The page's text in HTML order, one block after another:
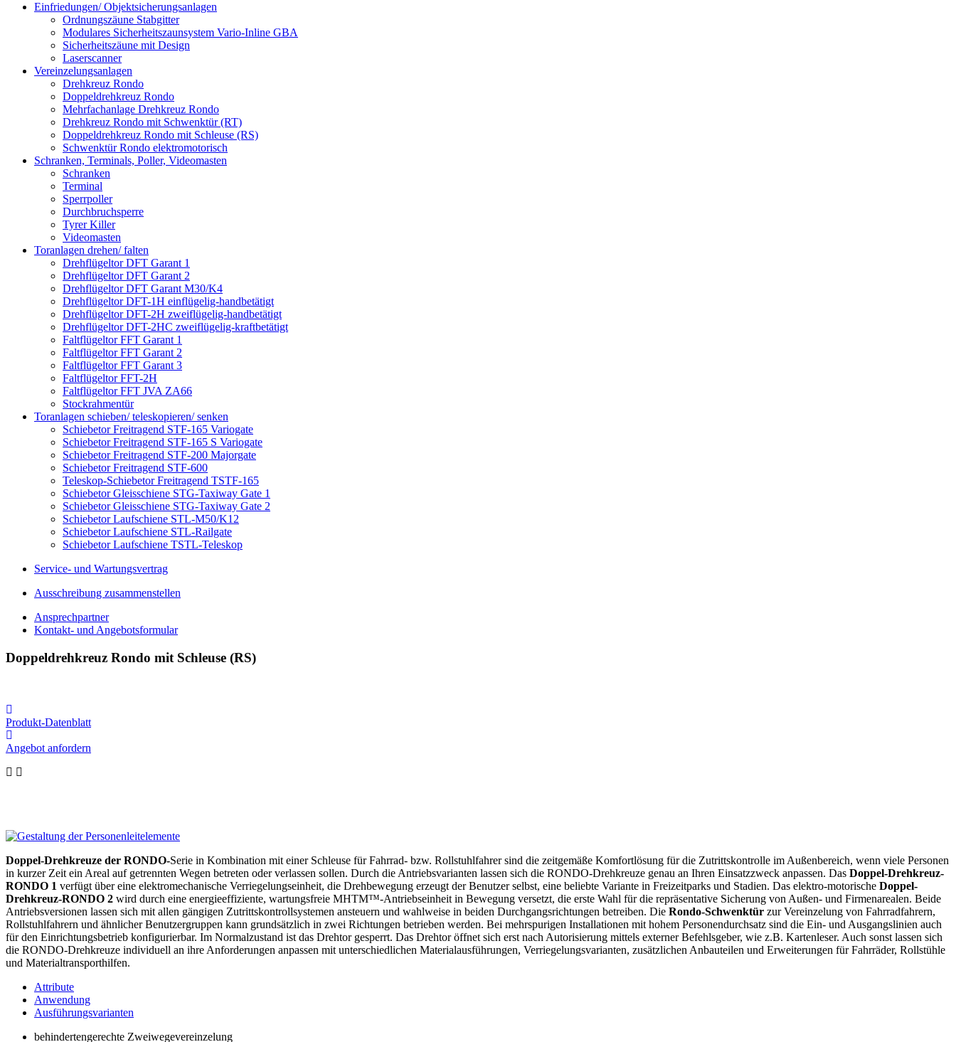
Einfriedungen/ Objektsicherungsanlagen
Ordnungszäune Stabgitter
Modulares Sicherheitszaunsystem Vario-Inline GBA
Sicherheitszäune mit Design
Laserscanner
Vereinzelungsanlagen
Drehkreuz Rondo
Doppeldrehkreuz Rondo
Mehrfachanlage Drehkreuz Rondo
Drehkreuz Rondo mit Schwenktür (RT)
Doppeldrehkreuz Rondo mit Schleuse (RS)
Schwenktür Rondo elektromotorisch
Schranken, Terminals, Poller, Videomasten
Schranken
Terminal
Sperrpoller
Durchbruchsperre
Tyrer Killer
Videomasten
Toranlagen drehen/ falten
Drehflügeltor DFT Garant 1
Drehflügeltor DFT Garant 2
Drehflügeltor DFT Garant M30/K4
Drehflügeltor DFT-1H einflügelig-handbetätigt
Drehflügeltor DFT-2H zweiflügelig-handbetätigt
Drehflügeltor DFT-2HC zweiflügelig-kraftbetätigt
Faltflügeltor FFT Garant 1
Faltflügeltor FFT Garant 2
Faltflügeltor FFT Garant 3
Faltflügeltor FFT-2H
Faltflügeltor FFT JVA ZA66
Stockrahmentür
Toranlagen schieben/ teleskopieren/ senken
Schiebetor Freitragend STF-165 Variogate
Schiebetor Freitragend STF-165 S Variogate
Schiebetor Freitragend STF-200 Majorgate
Schiebetor Freitragend STF-600
Teleskop-Schiebetor Freitragend TSTF-165
Schiebetor Gleisschiene STG-Taxiway Gate 1
Schiebetor Gleisschiene STG-Taxiway Gate 2
Schiebetor Laufschiene STL-M50/K12
Schiebetor Laufschiene STL-Railgate
Schiebetor Laufschiene TSTL-Teleskop
Service- und Wartungsvertrag
Ausschreibung zusammenstellen
Ansprechpartner
Kontakt- und Angebotsformular
Doppeldrehkreuz Rondo mit Schleuse (RS)
Produkt-Datenblatt
Angebot anfordern
Doppel-Drehkreuze der RONDO-Serie in Kombination mit einer Schleuse für Fahrrad- bzw. Rollstuhlfahrer sind die zeitgemäße Komfortlösung für die Zutrittskontrolle im Außenbereich, wenn viele Personen
in kurzer Zeit ein Areal auf getrennten Wegen betreten oder verlassen sollen. Durch die Antriebsvarianten lassen sich die RONDO-Drehkreuze genau an Ihren Einsatzzweck anpassen. Das Doppel-Drehkreuz-
RONDO 1 verfügt über eine elektromechanische Verriegelungseinheit, die Drehbewegung erzeugt der Benutzer selbst, eine beliebte Variante in Freizeitparks und Stadien. Das elektro-motorische Doppel-
Drehkreuz-RONDO 2 wird durch eine energieeffiziente, wartungsfreie MHTM™-Antriebseinheit in Bewegung versetzt, die erste Wahl für die repräsentative Sicherung von Außen- und Firmenarealen. Beide
Antriebsversionen lassen sich mit allen gängigen Zutrittskontrollsystemen ansteuern und wahlweise in beiden Durchgangsrichtungen betreiben. Die Rondo-Schwenktür zur Vereinzelung von Fahrradfahrern,
Rollstuhlfahrern und ähnlicher Benutzergruppen kann grundsätzlich in zwei Richtungen betrieben werden. Bei mehrspurigen Installationen mit hohem Personendurchsatz sind die Ein- und Ausgangslinien auch
für den Einrichtungsbetrieb konfigurierbar. Im Normalzustand ist das Drehtor gesperrt. Das Drehtor öffnet sich erst nach Autorisierung mittels externer Befehlsgeber, wie z.B. Kartenleser. Auch sonst lassen sich
die RONDO-Drehkreuze individuell an ihre Anforderungen anpassen mit unterschiedlichen Materialausführungen, Verriegelungsvarianten, zusätzlichen Anbauteilen und Erweiterungen für Fahrräder, Rollstühle
und Materialtransporthilfen.
Attribute
Anwendung
Ausführungsvarianten
behindertengerechte Zweiwegevereinzelung